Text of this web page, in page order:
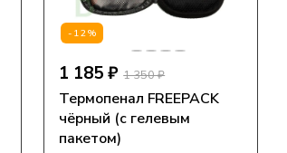
-12%
1 185 ₽ 1 350 ₽
Термопенал FREEPACK
чёрный (с гелевым
пакетом)